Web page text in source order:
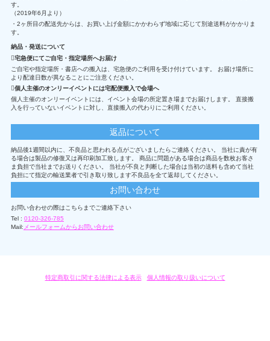
す。
（2019年6月より）
・2ヶ所目の配送先からは、お買い上げ金額にかかわらず地域に応じて別途送料がかかりま
す。
納品・発送について
宅急便にてご自宅・指定場所へお届け
ご自宅や指定場所・書店への搬入は、宅急便のご利用を受け付けています。 お届け場所に
より配達日数が異なることにご注意ください。
個人主催のオンリーイベントには宅配便搬入で会場へ
個人主催のオンリーイベントには、イベント会場の所定置き場までお届けします。 直接搬
入を行っていないイベントに対し、直接搬入の代わりにご利用ください。
返品について
納品後1週間以内に、不良品と思われる点がございましたらご連絡ください。 当社に責が有
る場合は製品の修復又は再印刷加工致します。 商品に問題がある場合は商品を数枚お客さ
ま負担で当社までお送りください。 当社が不良と判断した場合は当初の送料も含めて当社
負担にて指定の輸送業者で引き取り致します不良品を全て返却してください。
お問い合わせ
お問い合わせの際はこちらまでご連絡下さい
Tel : 0120-326-785
Mail: メールフォームからお問い合わせ
特定商取引に関する法律による表示/ 個人情報の取り扱いについて